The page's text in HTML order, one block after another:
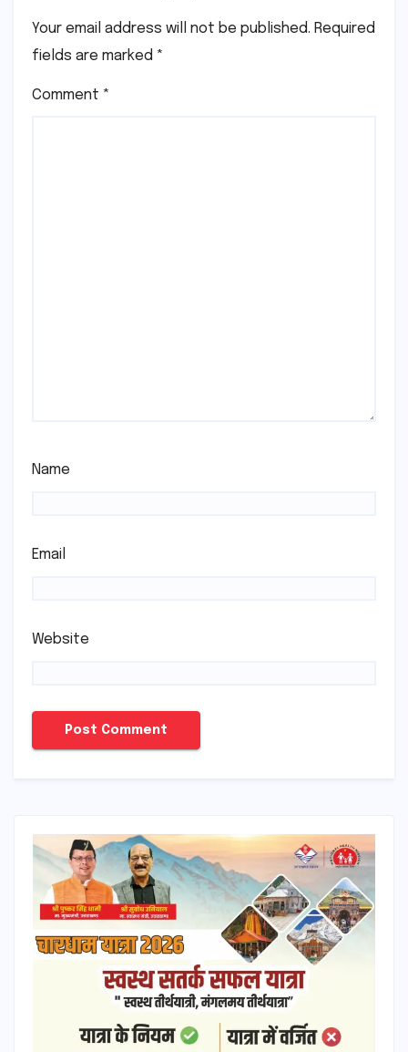
Your email address will not be published. Required
fields are marked *
Comment *
Name
Email
Website